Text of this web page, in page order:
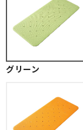
グリーン